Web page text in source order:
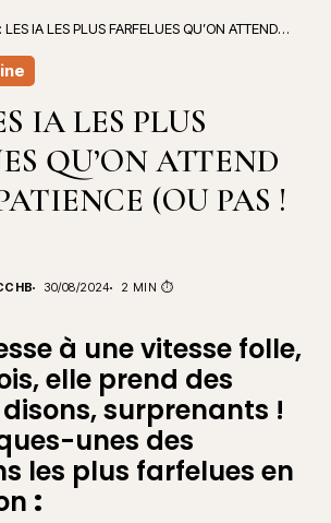
LES IA LES PLUS FARFELUES QU’ON ATTEND
IA LES PLUS
QU’ON ATTEND
(OU PAS !
30/08/2024 2 MIN ⏱️
à une vitesse folle,
elle prend des
surprenants !
unes des
les plus farfelues en
: